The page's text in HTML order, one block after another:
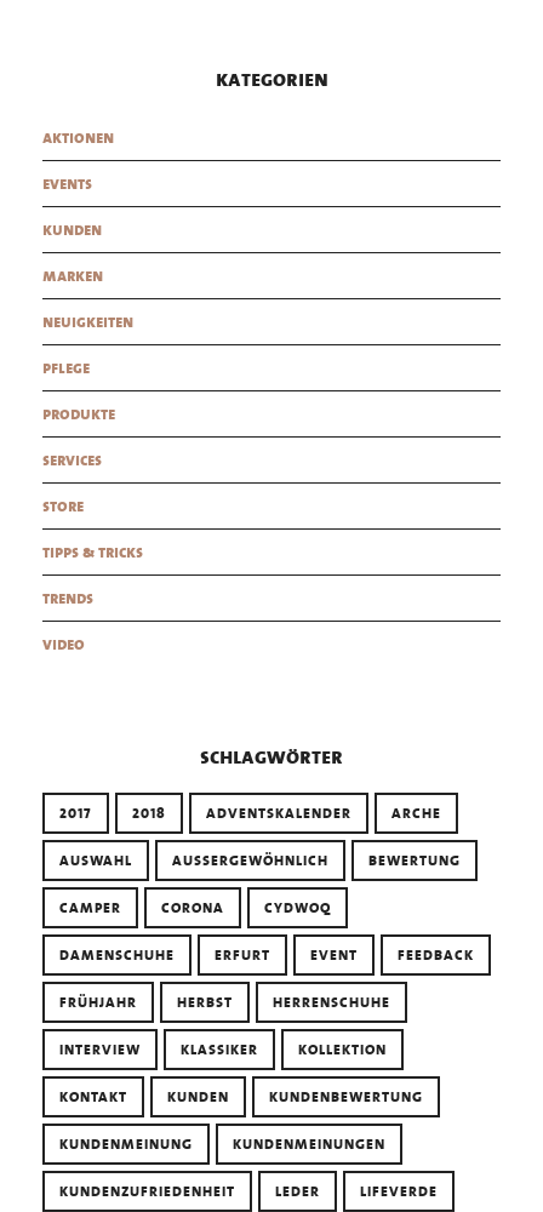
kategorien
aktionen
events
kunden
marken
neuigkeiten
pflege
produkte
services
store
tipps & tricks
trends
video
schlagwörter
2017 2018 ADVENTSKALENDER ARCHE
AUSWAHL AUSSERGEWÖHNLICH BEWERTUNG
CAMPER CORONA CYDWOQ
DAMENSCHUHE ERFURT EVENT FEEDBACK
FRÜHJAHR HERBST HERRENSCHUHE
INTERVIEW KLASSIKER KOLLEKTION
KONTAKT KUNDEN KUNDENBEWERTUNG
KUNDENMEINUNG KUNDENMEINUNGEN
KUNDENZUFRIEDENHEIT LEDER LIFEVERDE